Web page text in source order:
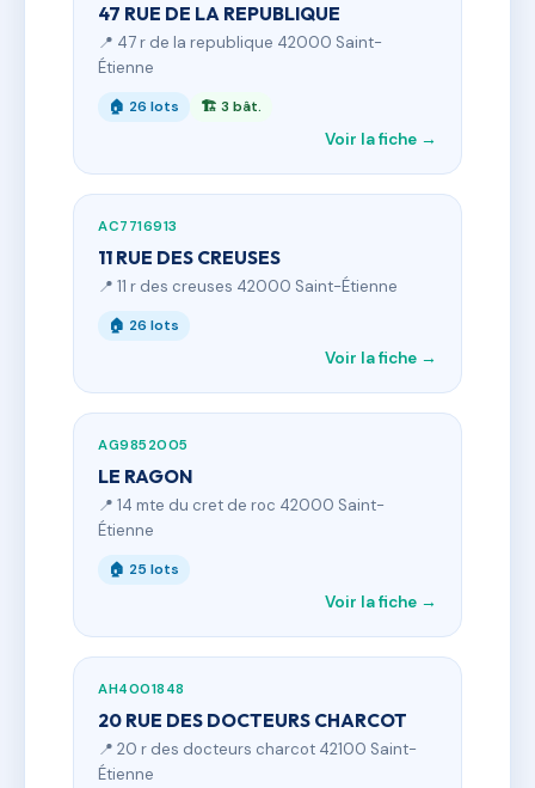
47 RUE DE LA REPUBLIQUE
📍 47 r de la republique 42000 Saint-
Étienne
🏠 26 lots 🏗 3 bât.
Voir la fiche →
AC7716913
11 RUE DES CREUSES
📍 11 r des creuses 42000 Saint-Étienne
🏠 26 lots
Voir la fiche →
AG9852005
LE RAGON
📍 14 mte du cret de roc 42000 Saint-
Étienne
🏠 25 lots
Voir la fiche →
AH4001848
20 RUE DES DOCTEURS CHARCOT
📍 20 r des docteurs charcot 42100 Saint-
Étienne